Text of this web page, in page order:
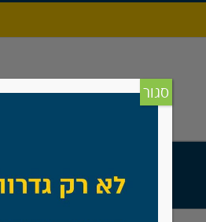
דף הבית
בית /
סגור